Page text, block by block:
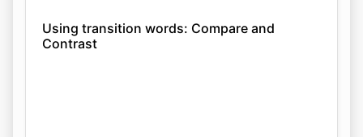
Using transition words: Compare and
Contrast